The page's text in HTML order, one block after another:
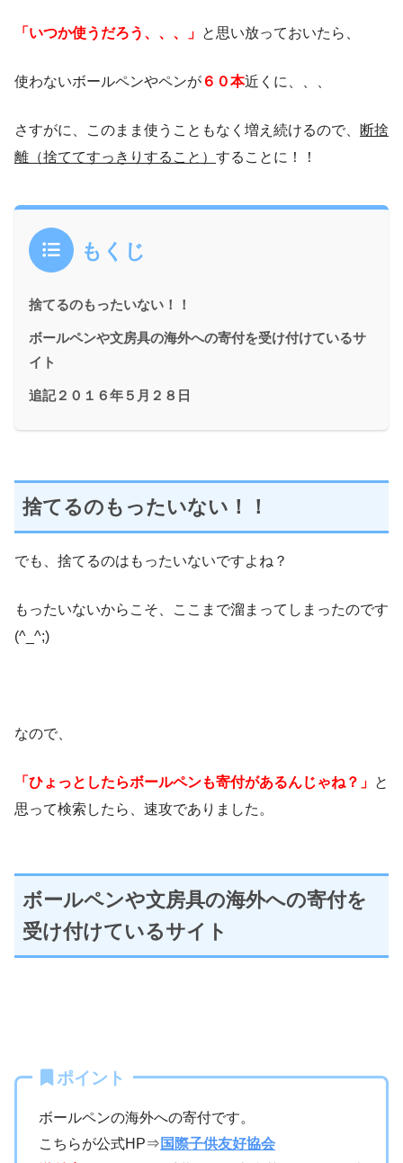
「いつか使うだろう、、、」 と思い放っておいたら、
使わないボールペンやペンが ６０本近くに、、、
さすがに、このまま使うこともなく増え続けるので、
断捨
離（捨ててすっきりすること） することに！！
もくじ
捨てるのもったいない！！
ボールペンや文房具の海外への寄付を受け付けているサ
イト
追記２０１６年５月２８日
捨てるのもったいない！！
でも、捨てるのはもったいないですよね？
もったいないからこそ、ここまで溜まってしまったのです
(^_^;)
なので、
「ひょっとしたらボールペンも寄付があるんじゃね？」 と
思って検索したら、速攻でありました。
ボールペンや文房具の海外への寄付を
受け付けているサイト
ポイント
ボールペンの海外への寄付です。
こちらが公式HP⇒ 国際子供友好協会